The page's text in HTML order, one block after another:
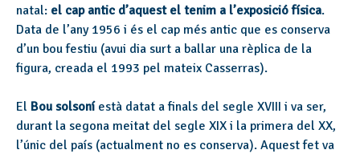
natal: el cap antic d’aquest el tenim a l’exposició física.
Data de l’any 1956 i és el cap més antic que es conserva
d’un bou festiu (avui dia surt a ballar una rèplica de la
figura, creada el 1993 pel mateix Casserras).
El Bou solsoníestà datat a finals del segle XVIII i va ser,
durant la segona meitat del segle XIX i la primera del XX,
l’únic del país (actualment no es conserva). Aquest fet va